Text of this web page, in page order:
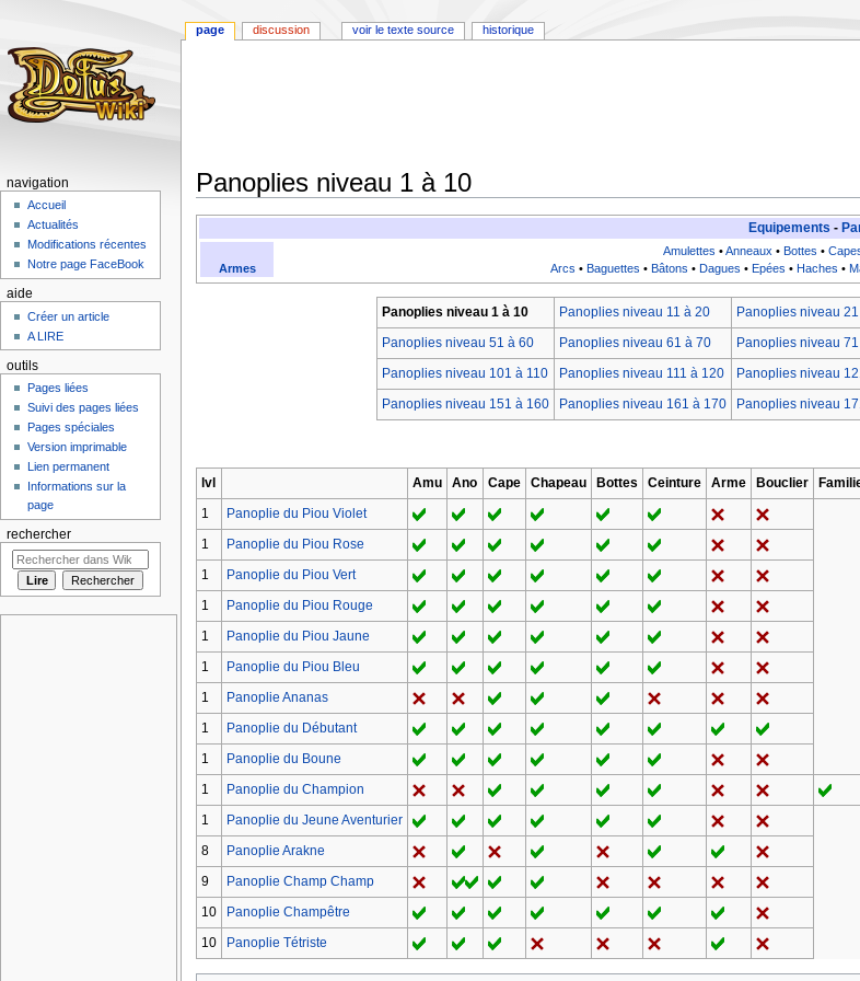
Panoplies niveau 1 à 10
à
navigation
à
recherche
Equipements -
Amulettes •Anneaux •Bottes •
Armes
Arcs •Baguettes •Bâtons •Dagues •Epées •Haches •
Panoplies niveau 1 à 10 Panoplies niveau 11 à 20 Panoplies niveau
Panoplies niveau 51 à 60
Panoplies niveau 61 à 70 Panoplies niveau
Panoplies niveau 101 à 110
Panoplies niveau 111 à 120 Panoplies niveau
Panoplies niveau 151 à 160
Panoplies niveau 161 à 170 Panoplies niveau
lvl Amu Ano Cape Chapeau Bottes Ceinture Arme Bouclier
1
Panoplie du Piou Violet
1
Panoplie du Piou Rose
1
Panoplie du Piou Vert
1
Panoplie du Piou Rouge
1
Panoplie du Piou Jaune
1
Panoplie du Piou Bleu
1
Panoplie Ananas
1
Panoplie du Débutant
1
Panoplie du Boune
1
Panoplie du Champion
1
Panoplie du Jeune Aventurier
8
Panoplie Arakne
9
Panoplie Champ Champ
10
Panoplie Champêtre
10
Panoplie Tétriste
page discussion voir le texte source historique
navigation
Accueil
Actualités
Modifications récentes
Notre page FaceBook
aide
Créer un article
A LIRE
outils
Pages liées
Suivi des pages liées
Pages spéciales
Version imprimable
Lien permanent
Informations sur la
page
rechercher